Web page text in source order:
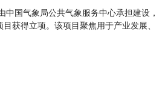
国气象局公共气象服务中心承担建设，
获得立项。该项目聚焦用于产业发展、